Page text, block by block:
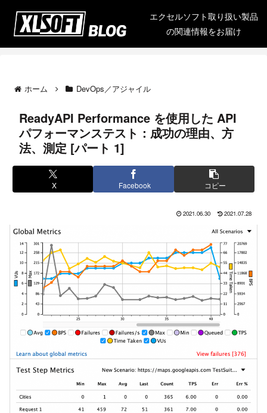
エクセルソフト取り扱い製品
の関連情報をお届け
ホーム DevOps／アジャイル
ReadyAPI Performance を使用した API
パフォーマンステスト：成功の理由、方
法、測定 [パート 1]
X Facebook コピー
2021.06.30 2021.07.28